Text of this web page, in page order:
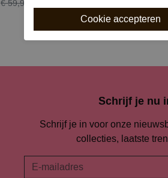
€ 59,99
Schrijf je nu
Schrijf je in voor onze
collecties, laatste